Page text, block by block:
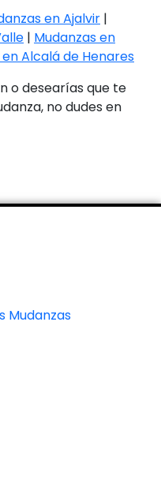
en Ajalvir |
| Mudanzas en
Alcalá de Henares
o desearías que te
no dudes en
Mudanzas